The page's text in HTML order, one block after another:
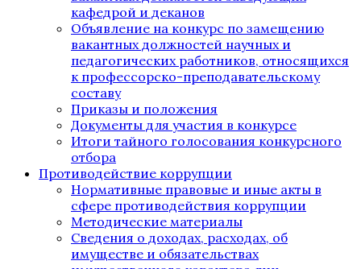
кафедрой и деканов
Объявление на конкурс по замещению
вакантных должностей научных и
педагогических работников, относящихся
к профессорско-преподавательскому
составу
Приказы и положения
Документы для участия в конкурсе
Итоги тайного голосования конкурсного
отбора
Противодействие коррупции
Нормативные правовые и иные акты в
сфере противодействия коррупции
Методические материалы
Сведения о доходах, расходах, об
имуществе и обязательствах